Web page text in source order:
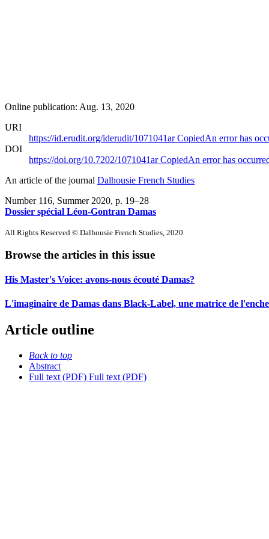
Online publication: Aug. 13, 2020
URI
https://id.erudit.org/iderudit/1071041arCopiedAn error has
DOI
https://doi.org/10.7202/1071041arCopiedAn error has
An article of the journal Dalhousie French Studies
Number 116, Summer 2020, p. 19–28
Dossier spécial Léon-Gontran Damas
All Rights Reserved © Dalhousie French Studies, 2020
Browse the articles in this issue
His Master's Voice: avons-nous écouté Damas?
L'imaginaire de Damas dans Black-Label, une matrice de
Article outline
Back to top
Abstract
Full text (PDF) Full text (PDF)